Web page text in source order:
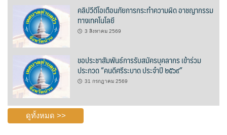
บ้านยลญภา
บ้านริมทุ่งรีสอร์ท
บ้านสวนศรีสุขโฮมสเตย์
บ้านฮิมนาปัว
บ้านไม้ปลายนา
คลิปวีดีโอเตือนภัยการกระทำความผิด อาชญากรรม
ทางเทคโนโลยี
3 สิงหาคม 2569
ขอประชาสัมพันธ์การรับสมัครบุคลากร เข้าร่วม
ประกวด “คนดีศรีระบาด ประจำปี ๒๕๖๙”
31 กรกฎาคม 2569
ดูทั้งหมด >>